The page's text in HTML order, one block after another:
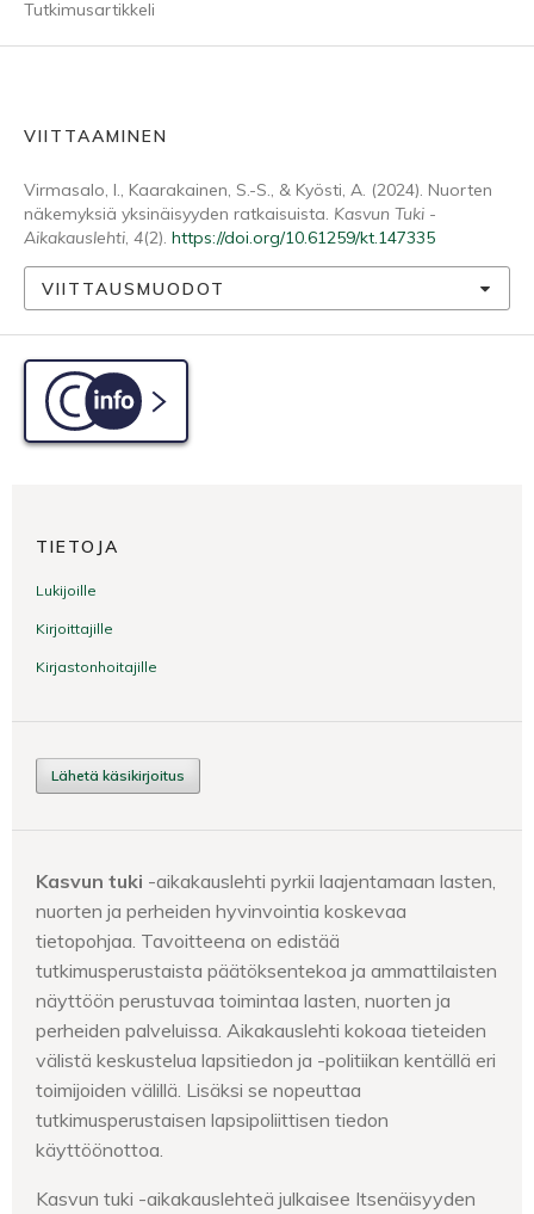
Tutkimusartikkeli
VIITTAAMINEN
Virmasalo, I., Kaarakainen, S.-S., & Kyösti, A. (2024). Nuorten
näkemyksiä yksinäisyyden ratkaisuista. Kasvun Tuki -
Aikakauslehti, 4(2). https://doi.org/10.61259/kt.147335
VIITTAUSMUODOT
C-info
TIETOJA
Lukijoille
Kirjoittajille
Kirjastonhoitajille
Lähetä käsikirjoitus
Kasvun tuki -aikakauslehti pyrkii laajentamaan lasten,
nuorten ja perheiden hyvinvointia koskevaa
tietopohjaa. Tavoitteena on edistää
tutkimusperustaista päätöksentekoa ja ammattilaisten
näyttöön perustuvaa toimintaa lasten, nuorten ja
perheiden palveluissa. Aikakauslehti kokoaa tieteiden
välistä keskustelua lapsitiedon ja -politiikan kentällä eri
toimijoiden välillä. Lisäksi se nopeuttaa
tutkimusperustaisen lapsipoliittisen tiedon
käyttöönottoa.
Kasvun tuki -aikakauslehteä julkaisee Itsenäisyyden